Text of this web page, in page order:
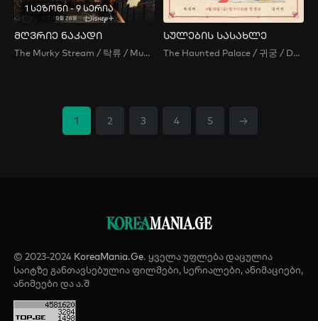
1 სეზონი - 9 სერია
მღვრიე ნაკადი
The Murky Stream / 탁류 / Muddy Stream / Murky Water / Takryu
სულების სასახლე
The Haunted Palace / 귀궁 / Devil Palace / Gwigung / Haunted Palace / Return to the Palace
1 2 3 4 5 →
KOREAMANIA.GE
© 2023-2024 KoreaMania.Ge. ყველა უფლება დაცულია
საიტზე განთავსებულია ფილმები, სერიალები, ანიმაციები,
ანიმეები და ა.შ